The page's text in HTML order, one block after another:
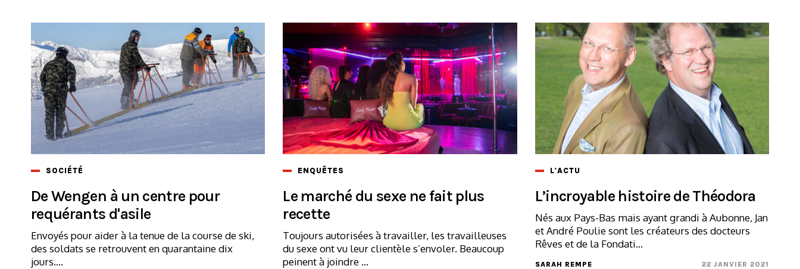
SOCIÉTÉ
De Wengen à un centre pour
requérants d'asile
Envoyés pour aider à la tenue de la course de ski,
des soldats se retrouvent en quarantaine dix
jours....
ENQUÊTES
Le marché du sexe ne fait plus
recette
Toujours autorisées à travailler, les travailleuses
du sexe ont vu leur clientèle s’envoler. Beaucoup
peinent à joindre ...
L'ACTU
L’incroyable histoire de Théodora
Nés aux Pays-Bas mais ayant grandi à Aubonne, Jan
et André Poulie sont les créateurs des docteurs
Rêves et de la Fondati...
SARAH REMPE 22 JANVIER 2021